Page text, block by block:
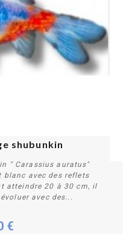
shubunkin
" Carassius auratus"
avec des reflets
atteindre 20 à 30 cm, il
avec des...
€